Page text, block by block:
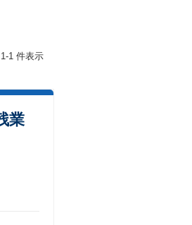
1-1 件表示
業